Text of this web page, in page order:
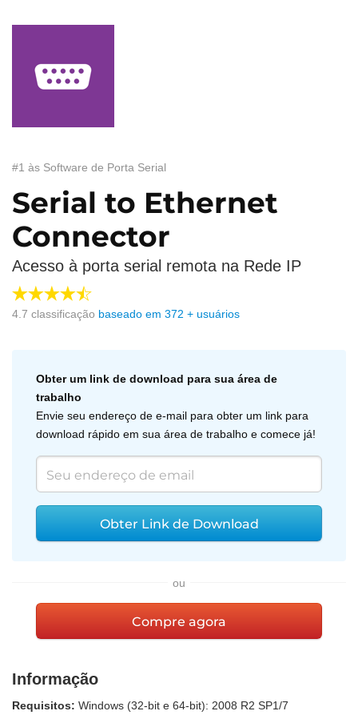
#1 às Software de Porta Serial
Serial to Ethernet
Connector
Acesso à porta serial remota na Rede IP
4.7 classificação baseado em 372 + usuários
Obter um link de download para sua área de
trabalho
Envie seu endereço de e-mail para obter um link para
download rápido em sua área de trabalho e comece já!
Obter Link de Download
ou
Compre agora
Informação
Requisitos: Windows (32-bit e 64-bit): 2008 R2 SP1/7